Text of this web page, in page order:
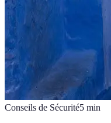
Conseils de Sécurité5 min